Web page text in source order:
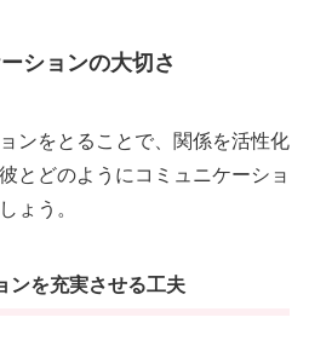
ションの大切さ
ンをとることで、関係を活性化
とどのようにコミュニケーショ
ょう。
ンを充実させる工夫